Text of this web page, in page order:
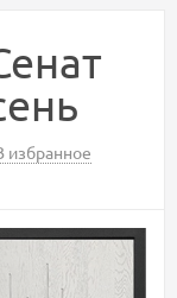
избранное